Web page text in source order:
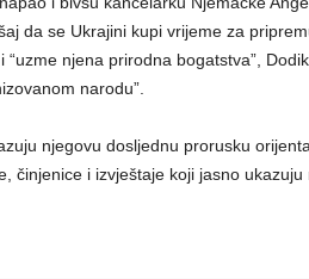
da se Ukrajini kupi vrijeme za
“uzme njena prirodna bogatstva”,
narodu”.
njegovu dosljednu prorusku
činjenice i izvještaje koji jasno